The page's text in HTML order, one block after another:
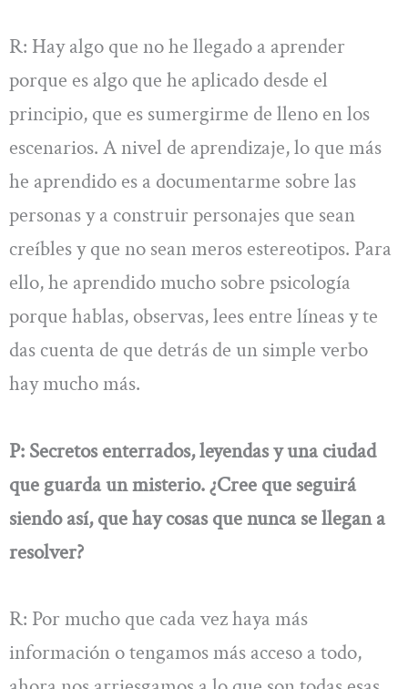
R: Hay algo que no he llegado a aprender
porque es algo que he aplicado desde el
principio, que es sumergirme de lleno en los
escenarios. A nivel de aprendizaje, lo que más
he aprendido es a documentarme sobre las
personas y a construir personajes que sean
creíbles y que no sean meros estereotipos. Para
ello, he aprendido mucho sobre psicología
porque hablas, observas, lees entre líneas y te
das cuenta de que detrás de un simple verbo
hay mucho más.
P: Secretos enterrados, leyendas y una ciudad
que guarda un misterio. ¿Cree que seguirá
siendo así, que hay cosas que nunca se llegan a
resolver?
R: Por mucho que cada vez haya más
información o tengamos más acceso a todo,